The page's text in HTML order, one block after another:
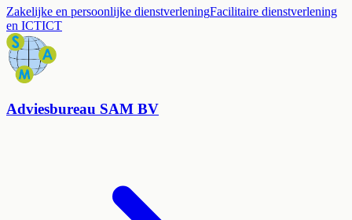
Zakelijke en persoonlijke dienstverleningFacilitaire dienstverlening
en ICTICT
Adviesbureau SAM BV